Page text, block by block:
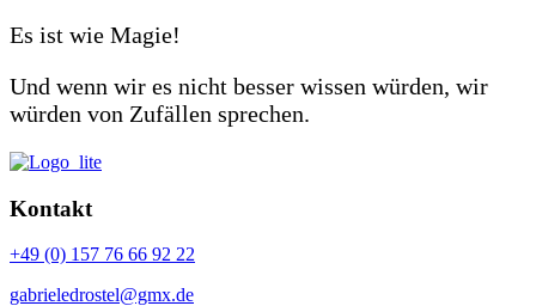
Es ist wie Magie!
Und wenn wir es nicht besser wissen würden, wir
würden von Zufällen sprechen.
Kontakt
+49 (0) 157 76 66 92 22
gabrieledrostel@gmx.de